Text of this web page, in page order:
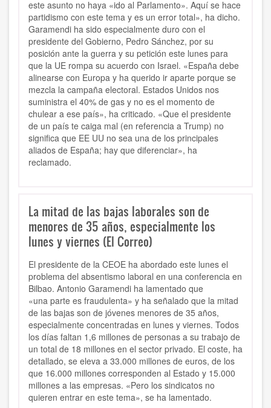
este asunto no haya «ido al Parlamento». Aquí se hace
partidismo con este tema y es un error total», ha dicho.
Garamendi ha sido especialmente duro con el
presidente del Gobierno, Pedro Sánchez, por su
posición ante la guerra y su petición este lunes para
que la UE rompa su acuerdo con Israel. «España debe
alinearse con Europa y ha querido ir aparte porque se
mezcla la campaña electoral. Estados Unidos nos
suministra el 40% de gas y no es el momento de
chulear a ese país», ha criticado. «Que el presidente
de un país te caiga mal (en referencia a Trump) no
significa que EE UU no sea una de los principales
aliados de España; hay que diferenciar», ha
reclamado.
La mitad de las bajas laborales son de
menores de 35 años, especialmente los
lunes y viernes (El Correo)
El presidente de la CEOE ha abordado este lunes el
problema del absentismo laboral en una conferencia en
Bilbao. Antonio Garamendi ha lamentado que
«una parte es fraudulenta» y ha señalado que la mitad
de las bajas son de jóvenes menores de 35 años,
especialmente concentradas en lunes y viernes. Todos
los días faltan 1,6 millones de personas a su trabajo de
un total de 18 millones en el sector privado. El coste, ha
detallado, se eleva a 33.000 millones de euros, de los
que 16.000 millones corresponden al Estado y 15.000
millones a las empresas. «Pero los sindicatos no
quieren entrar en este tema», se ha lamentado.